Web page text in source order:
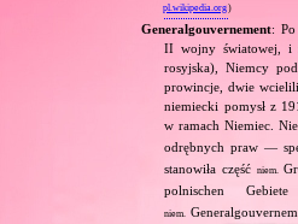
pl.wikipedia.org)
Generalgouvernement: Po
II wojny światowej, i
rosyjska), Niemcy
prowincje, dwie
niemiecki pomysł z
w ramach Niemiec.
odrębnych praw —
stanowiła część niem.
polnischen
niem.